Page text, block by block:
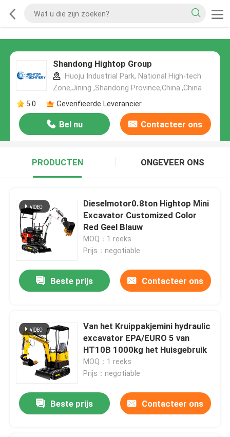
Shandong Hightop Group
Huoju Industrial Park, National High-tech
Zone,Jining ,Shandong Province,China.,China
5.0
Geverifieerde Leverancier
Bel nu Contacteer ons
PRODUCTEN ONGEVEER ONS
Dieselmotor0.8ton Hightop Mini
Excavator Customized Color
Red Geel Blauw
MOQ：1 reeks
Prijs：negotiable
Beste prijs Contacteer ons
Van het Kruippakjemini hydraulic
excavator EPA/EURO 5 van
HT10B 1000kg het Huisgebruik
MOQ：1 reeks
Prijs：negotiable
Beste prijs Contacteer ons